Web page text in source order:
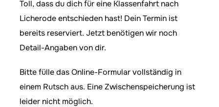
Toll, dass du dich für eine Klassenfahrt nach
Licherode entschieden hast! Dein Termin ist
bereits reserviert. Jetzt benötigen wir noch
Detail-Angaben von dir.
Bitte fülle das Online-Formular vollständig in
einem Rutsch aus. Eine Zwischenspeicherung ist
leider nicht möglich.